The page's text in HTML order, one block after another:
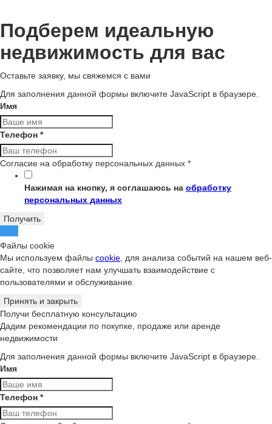
Подберем идеальную
недвижимость для вас
Оставьте заявку, мы свяжемся с вами
Для заполнения данной формы включите JavaScript в браузере.
Имя
Телефон *
Согласие на обработку персональных данных *
Нажимая на кнопку, я соглашаюсь на обработку
персональных данных
Получить
Файлы cookie
Мы используем файлы cookie, для анализа событий на нашем веб-
сайте, что позволяет нам улучшать взаимодействие с
пользователями и обслуживание.
Принять и закрыть
Получи бесплатную консультацию
Дадим рекомендации по покупке, продаже или аренде
недвижимости
Для заполнения данной формы включите JavaScript в браузере.
Имя
Телефон *